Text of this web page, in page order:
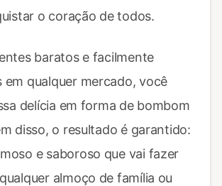
o coração de todos.
baratos e facilmente
em qualquer mercado, você
delícia em forma de bombom
disso, o resultado é garantido:
e saboroso que vai fazer
almoço de família ou